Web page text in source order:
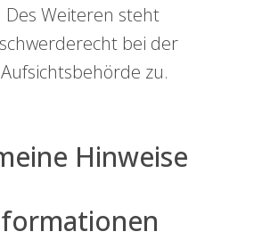
Des Weiteren steht
bei der
zu.
Hinweise